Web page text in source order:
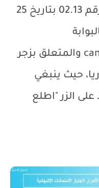
ثامنا- الاطلاع على القانون رقم 02.13 بتاريخ 25
والمتعلق بزجر
حيث ينبغي
الزر "اطلع